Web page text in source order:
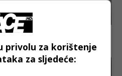
Aldine Jahić: “Da sam
bih je iz Mostara”
privolu za korištenje
za sljedeće: